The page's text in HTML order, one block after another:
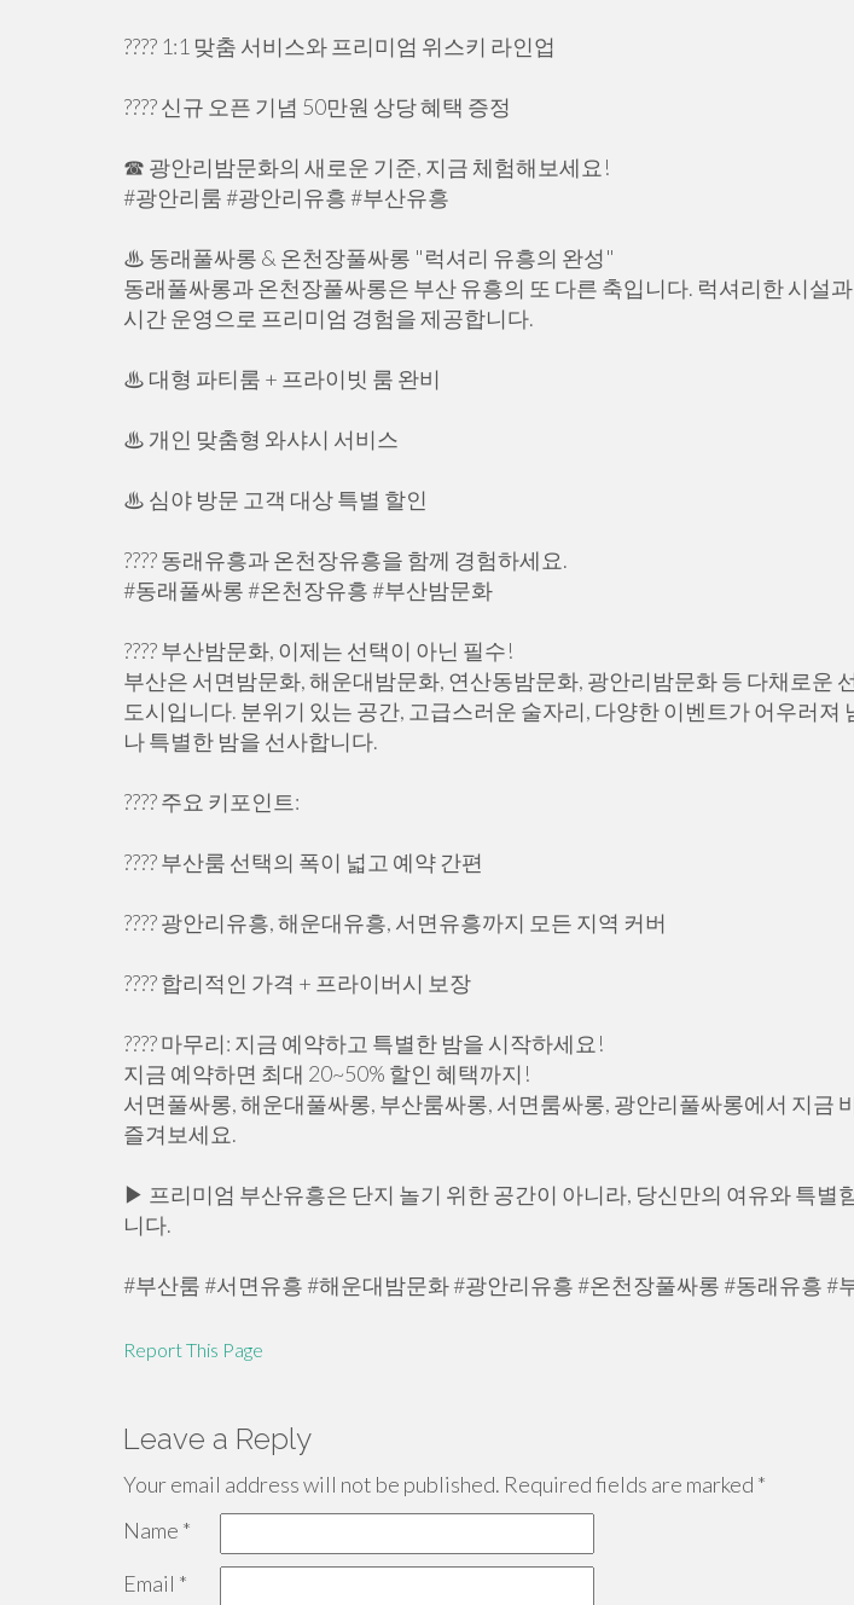
???? 1:1 맞춤 서비스와 프리미엄 위스키 라인업
???? 신규 오픈 기념 50만원 상당 혜택 증정
☎ 광안리밤문화의 새로운 기준, 지금 체험해보세요!
#광안리룸 #광안리유흥 #부산유흥
♨ 동래풀싸롱 & 온천장풀싸롱 "럭셔리 유흥의 완성"
동래풀싸롱과 온천장풀싸롱은 부산 유흥의 또 다른 축입니다. 럭셔리한 시설
시간 운영으로 프리미엄 경험을 제공합니다.
♨ 대형 파티룸 + 프라이빗 룸 완비
♨ 개인 맞춤형 와샤시 서비스
♨ 심야 방문 고객 대상 특별 할인
???? 동래유흥과 온천장유흥을 함께 경험하세요.
#동래풀싸롱 #온천장유흥 #부산밤문화
???? 부산밤문화, 이제는 선택이 아닌 필수!
부산은 서면밤문화, 해운대밤문화, 연산동밤문화, 광안리밤문화 등 다채로운
도시입니다. 분위기 있는 공간, 고급스러운 술자리, 다양한 이벤트가 어우러져
나 특별한 밤을 선사합니다.
???? 주요 키포인트:
???? 부산룸 선택의 폭이 넓고 예약 간편
???? 광안리유흥, 해운대유흥, 서면유흥까지 모든 지역 커버
???? 합리적인 가격 + 프라이버시 보장
???? 마무리: 지금 예약하고 특별한 밤을 시작하세요!
지금 예약하면 최대 20~50% 할인 혜택까지!
서면풀싸롱, 해운대풀싸롱, 부산룸싸롱, 서면룸싸롱, 광안리풀싸롱에서 지금
즐겨보세요.
▶ 프리미엄 부산유흥은 단지 놀기 위한 공간이 아니라, 당신만의 여유와 특별
니다.
#부산룸 #서면유흥 #해운대밤문화 #광안리유흥 #온천장풀싸롱 #동래유흥 #
Report This Page
Leave a Reply
Your email address will not be published. Required fields are marked *
Name *
Email *